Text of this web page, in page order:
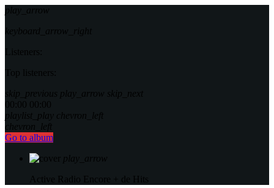
play_arrow
keyboard_arrow_right
Listeners:
Top listeners:
skip_previous play_arrow skip_next
00:00 00:00
playlist_play chevron_left
chevron_left
Go to album
play_arrow
Active Radio Encore + de Hits